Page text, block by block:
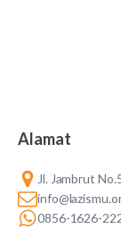
Alamat
Jl. Jambrut
0856-1626-